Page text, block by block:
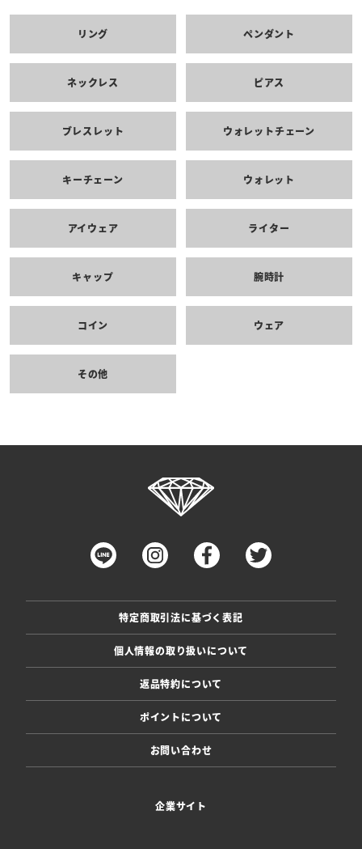
リング ペンダント
ネックレス ピアス
ブレスレット ウォレットチェーン
キーチェーン ウォレット
アイウェア ライター
キャップ 腕時計
コイン ウェア
その他
特定商取引法に基づく表記
個人情報の取り扱いについて
返品特約について
ポイントについて
お問い合わせ
企業サイト